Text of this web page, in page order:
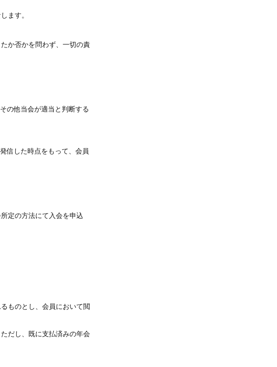
ます。
か否かを問わず、一切の責
の他当会が適当と判断する
信した時点をもって、会員
定の方法にて入会を申込
ものとし、会員において閲
だし、既に支払済みの年会